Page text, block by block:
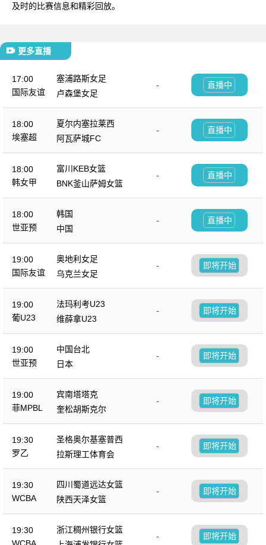
及时的比赛信息和精彩回放。
更多直播
17:00
国际友谊
塞浦路斯女足
-
卢森堡女足
直播中
18:00
埃塞超
夏尔内塞拉莱西
-
阿瓦萨城FC
直播中
18:00
韩女甲
富川KEB女篮
-
BNK釜山萨姆女篮
直播中
18:00
世亚预
韩国
-
中国
直播中
19:00
国际友谊
奥地利女足
-
乌克兰女足
即将开始
19:00
葡U23
法玛利考U23
-
维薛拿U23
即将开始
19:00
世亚预
中国台北
-
日本
即将开始
19:00
菲MPBL
宾南塔塔克
-
奎松胡斯克尔
即将开始
19:30
罗乙
圣格奥尔基塞普西
-
拉斯理工体育会
即将开始
19:30
WCBA
四川蜀道远达女篮
-
陕西天泽女篮
即将开始
19:30
浙江稠州银行女篮
-
即将开始